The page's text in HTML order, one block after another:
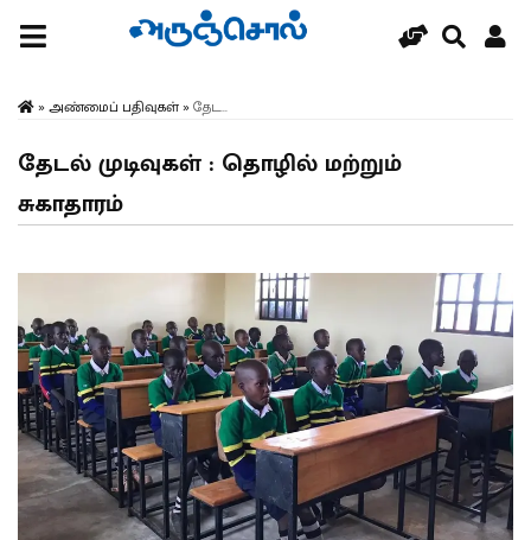
» அண்மைப் பதிவுகள்» தேட...
தேடல் முடிவுகள் : தொழில் மற்றும்
சுகாதாரம்